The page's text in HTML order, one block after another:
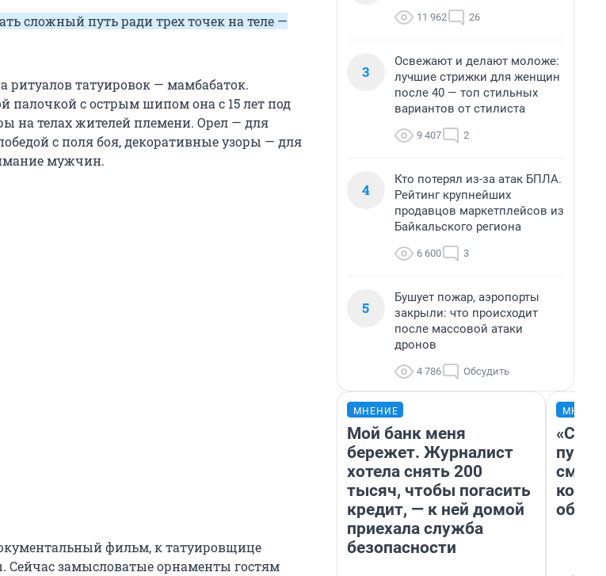
сложный путь ради трех точек на теле —
ритуалов татуировок — мамбабаток.
палочкой с острым шипом она с 15 лет под
на телах жителей племени. Орел — для
с поля боя, декоративные узоры — для
мужчин.
фильм, к татуировщице
Сейчас замысловатые орнаменты гостям
11 962 26
3
Освежают и делают моложе:
лучшие стрижки для женщин
после 40 — топ стильных
вариантов от стилиста
9 407 2
4
Кто потерял из-за атак БПЛА.
Рейтинг крупнейших
продавцов маркетплейсов из
Байкальского региона
6 600 3
5
Бушует пожар, аэропорты
закрыли: что происходит
после массовой атаки
дронов
4 786 Обсудить
МНЕНИЕ
Мой банк меня
бережет. Журналист
хотела снять 200
тысяч, чтобы погасить
кредит, — к ней домой
приехала служба
безопасности